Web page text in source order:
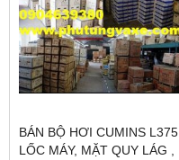
BÁN BỘ HƠI CUMINS L375,
LỐC MÁY, MẶT QUY LÁG ,